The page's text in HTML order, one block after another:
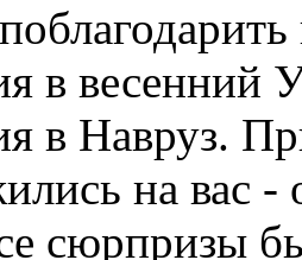
в весенний
в Навруз.
на вас -
сюрпризы